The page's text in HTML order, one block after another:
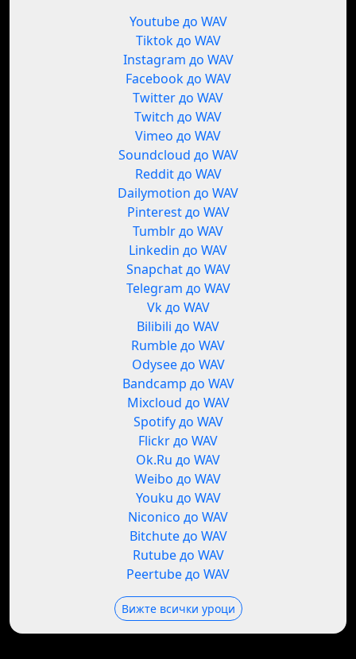
Youtube до WAV
Tiktok до WAV
Instagram до WAV
Facebook до WAV
Twitter до WAV
Twitch до WAV
Vimeo до WAV
Soundcloud до WAV
Reddit до WAV
Dailymotion до WAV
Pinterest до WAV
Tumblr до WAV
Linkedin до WAV
Snapchat до WAV
Telegram до WAV
Vk до WAV
Bilibili до WAV
Rumble до WAV
Odysee до WAV
Bandcamp до WAV
Mixcloud до WAV
Spotify до WAV
Flickr до WAV
Ok.Ru до WAV
Weibo до WAV
Youku до WAV
Niconico до WAV
Bitchute до WAV
Rutube до WAV
Peertube до WAV
Вижте всички уроци